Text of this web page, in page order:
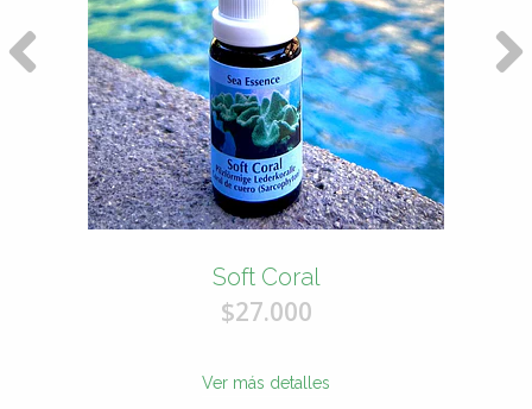
Soft Coral
$27.000
Ver más detalles